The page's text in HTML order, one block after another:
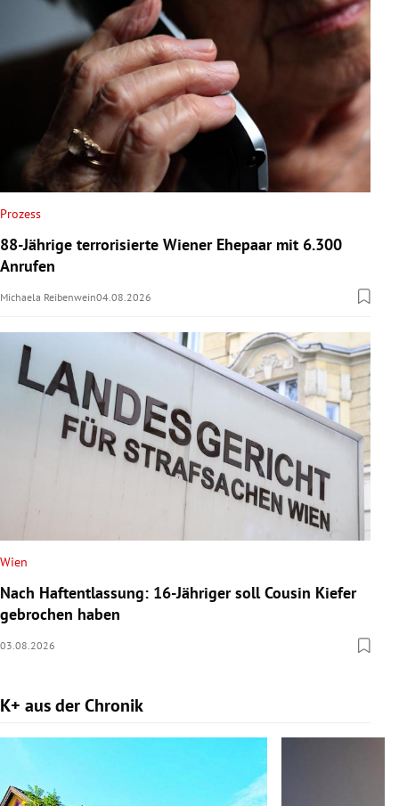
Prozess
88-Jährige terrorisierte Wiener Ehepaar mit 6.300
Anrufen
Michaela Reibenwein04.08.2026
Wien
Nach Haftentlassung: 16-Jähriger soll Cousin Kiefer
gebrochen haben
03.08.2026
K+ aus der Chronik
Slide 1 von 9